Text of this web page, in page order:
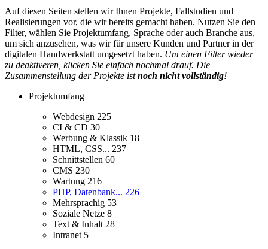
Auf diesen Seiten stellen wir Ihnen Projekte, Fallstudien und
Realisierungen vor, die wir bereits gemacht haben. Nutzen Sie den
Filter, wählen Sie Projektumfang, Sprache oder auch Branche aus,
um sich anzusehen, was wir für unsere Kunden und Partner in der
digitalen Handwerkstatt umgesetzt haben. Um einen Filter wieder
zu deaktiveren, klicken Sie einfach nochmal drauf. Die
Zusammenstellung der Projekte istnoch nicht vollständig!
Projektumfang
Webdesign 225
CI & CD 30
Werbung & Klassik 18
HTML, CSS... 237
Schnittstellen 60
CMS 230
Wartung 216
PHP, Datenbank... 226
Mehrsprachig 53
Soziale Netze 8
Text & Inhalt 28
Intranet 5